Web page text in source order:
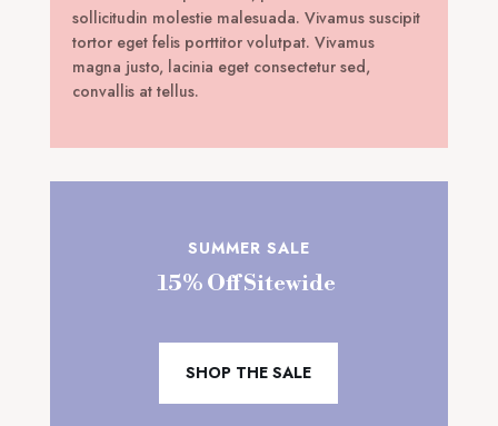
sollicitudin molestie malesuada. Vivamus suscipit
tortor eget felis porttitor volutpat. Vivamus
magna justo, lacinia eget consectetur sed,
convallis at tellus.
SUMMER SALE
15% Off Sitewide
SHOP THE SALE